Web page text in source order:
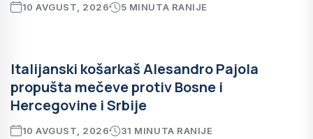
10 AVGUST, 2026 5 MINUTA RANIJE
Italijanski košarkaš Alesandro Pajola
propušta mečeve protiv Bosne i
Hercegovine i Srbije
10 AVGUST, 2026 31 MINUTA RANIJE